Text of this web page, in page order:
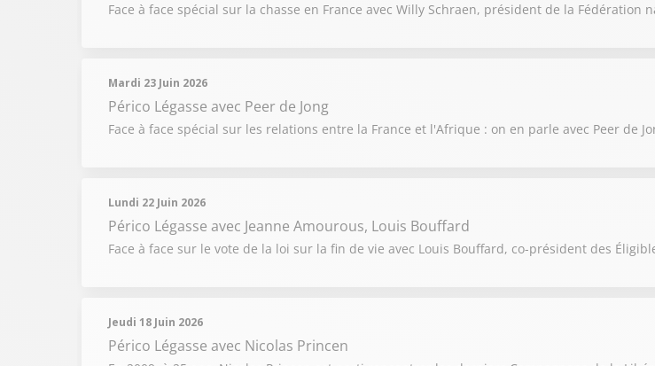
Face à face spécial sur la chasse en France avec Willy Schraen, président de la Fédération
Mardi 23 Juin 2026
Périco Légasse avec Peer de Jong
Face à face spécial sur les relations entre la France et l'Afrique : on en parle avec Peer de
Lundi 22 Juin 2026
Périco Légasse avec Jeanne Amourous, Louis Bouffard
Face à face sur le vote de la loi sur la fin de vie avec Louis Bouffard, co-président des
Jeudi 18 Juin 2026
Périco Légasse avec Nicolas Princen